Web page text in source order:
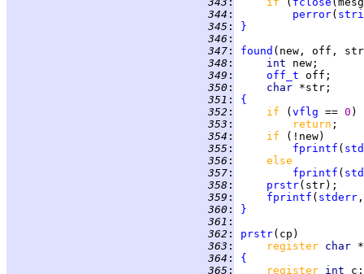
344 : perror(
345 :
}
346 :
347 :
found
348 : int
349 : off_t
350 : char
351 :
{
352 : if ( vflg == 0
353 : return
354 : if
355 : fprintf (
356 :
else
357 : fprintf (
358 : prstr
359 : fprintf ( stderr
360 :
}
361 :
362 : prstr
363 : register char
364 :
{
365 : register int